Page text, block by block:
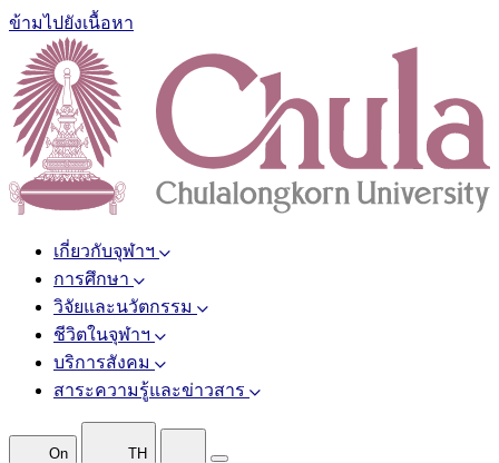
ข้ามไปยังเนื้อหา
เกี่ยวกับจุฬาฯ
การศึกษา
วิจัยและนวัตกรรม
ชีวิตในจุฬาฯ
บริการสังคม
สาระความรู้และข่าวสาร
On TH